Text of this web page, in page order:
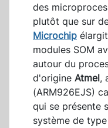
des
plutôt que sur
Microchip
modules SOM
autour du
d'origine Atmel,
(ARM926EJS)
qui se présente
système de